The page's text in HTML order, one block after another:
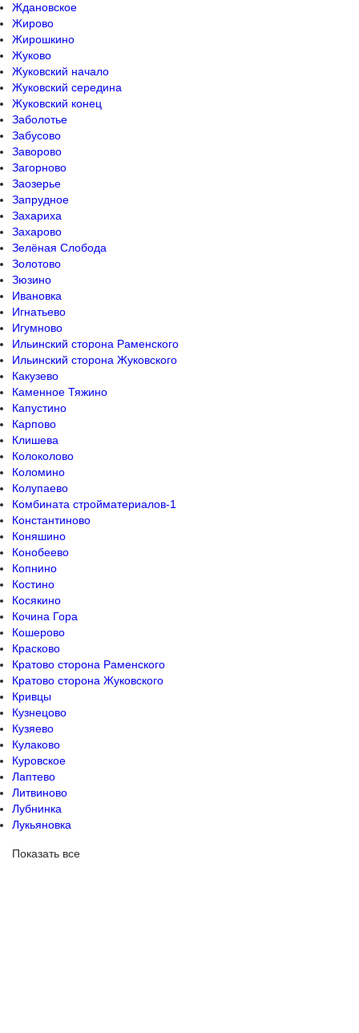
Ждановское
Жирово
Жирошкино
Жуково
Жуковский начало
Жуковский середина
Жуковский конец
Заболотье
Забусово
Заворово
Загорново
Заозерье
Запрудное
Захариха
Захарово
Зелёная Слобода
Золотово
Зюзино
Ивановка
Игнатьево
Игумново
Ильинский сторона Раменского
Ильинский сторона Жуковского
Какузево
Каменное Тяжино
Капустино
Карпово
Клишева
Колоколово
Коломино
Колупаево
Комбината стройматериалов-1
Константиново
Коняшино
Конобеево
Копнино
Костино
Косякино
Кочина Гора
Кошерово
Красково
Кратово сторона Раменского
Кратово сторона Жуковского
Кривцы
Кузнецово
Кузяево
Кулаково
Куровское
Лаптево
Литвиново
Лубнинка
Лукьяновка
Показать все